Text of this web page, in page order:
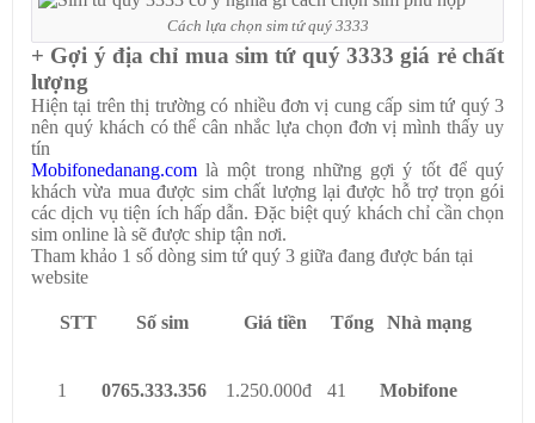
Cách lựa chọn sim tứ quý 3333
+ Gợi ý địa chỉ mua sim tứ quý 3333 giá rẻ chất
lượng
Hiện tại trên thị trường có nhiều đơn vị cung cấp sim tứ quý 3
nên quý khách có thể cân nhắc lựa chọn đơn vị mình thấy uy
tín
Mobifonedanang.com là một trong những gợi ý tốt để quý
khách vừa mua được sim chất lượng lại được hỗ trợ trọn gói
các dịch vụ tiện ích hấp dẫn. Đặc biệt quý khách chỉ cần chọn
sim online là sẽ được ship tận nơi.
Tham khảo 1 số dòng sim tứ quý 3 giữa đang được bán tại
website
STT Số sim Giá tiền Tổng Nhà mạng
1 0765.333.356 1.250.000đ 41 Mobifone